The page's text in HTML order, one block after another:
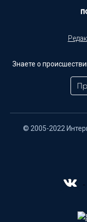
Знаете о
© 2005-2022